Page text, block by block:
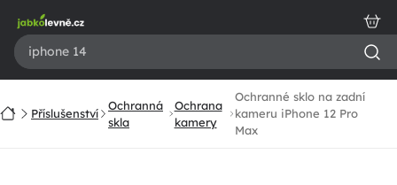
obsah
DomůPříslušenství
Ochranná
skla
Ochrana
kamery
Ochranné sklo na zadní
kameru iPhone 12 Pro
Max